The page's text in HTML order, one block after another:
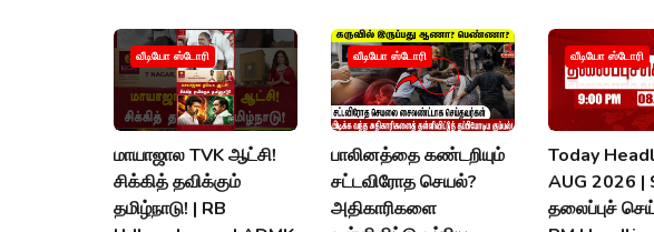
வீடியோ ஸ்டோரி
மாயாஜால TVK ஆட்சி!
சிக்கித் தவிக்கும்
தமிழ்நாடு! | RB
வீடியோ ஸ்டோரி
பாலினத்தை கண்டறியும்
சட்டவிரோத செயல்?
அதிகாரிகளை
வீடியோ ஸ்டோரி
Today
AUG 2026 |
தலைப்புச்